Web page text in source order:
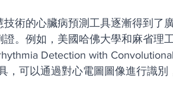
術的心臟病預測工具逐漸得到了
。例如，美國哈佛大學和麻省理
Detection with
，可以通過對心電圖圖像進行識別